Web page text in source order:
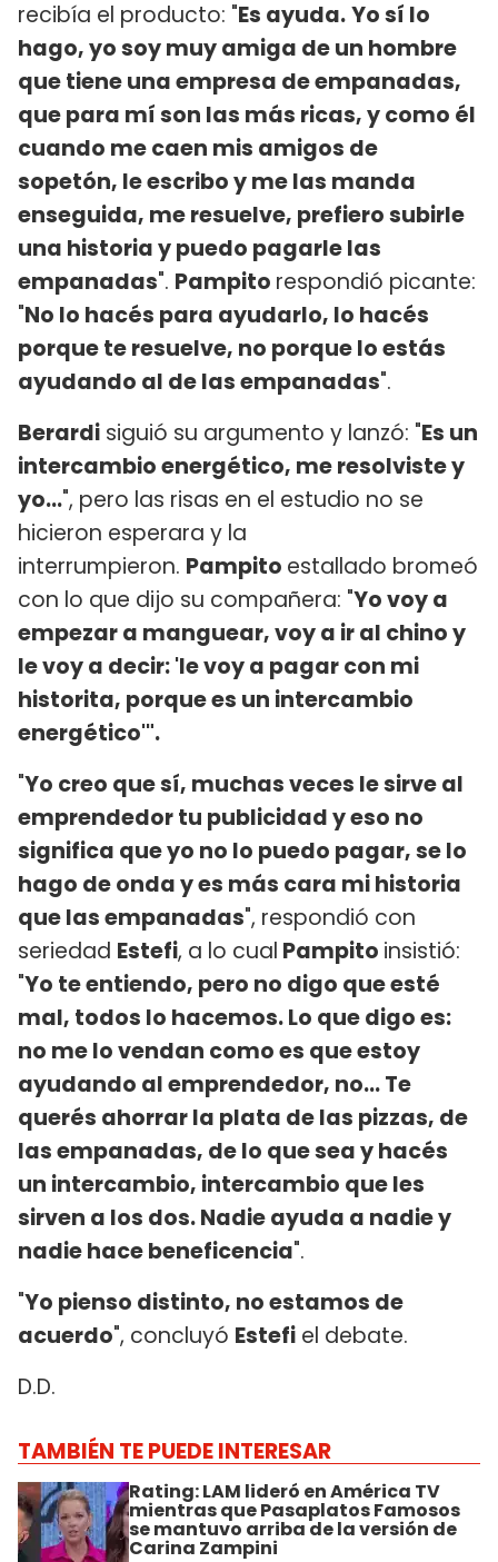
recibía el producto: "Es ayuda.Yo sí lo
hago, yo soy muy amiga de un hombre
que tiene una empresa de empanadas,
que para mí son las más ricas, y como él
cuando me caen mis amigos de
sopetón, le escribo y me las manda
enseguida, me resuelve, prefiero subirle
una historia y puedo pagarle las
empanadas". Pampito respondió picante:
"No lo hacés para ayudarlo, lo hacés
porque te resuelve, no porque lo estás
ayudando al de las empanadas".
Berardi siguió su argumento y lanzó: "Es un
intercambio energético, me resolviste y
yo...", pero las risas en el estudio no se
hicieron esperara y la
interrumpieron. Pampito estallado bromeó
con lo que dijo su compañera: "Yo voy a
empezar a manguear, voy a ir al chino y
le voy a decir: 'le voy a pagar con mi
historita, porque es un intercambio
energético'".
"Yo creo que sí, muchas veces le sirve al
emprendedor tu publicidad y eso no
significa que yo no lo puedo pagar, se lo
hago de onda y es más cara mi historia
que las empanadas", respondió con
seriedad Estefi, a lo cual Pampito insistió:
"Yo te entiendo, pero no digo que esté
mal, todos lo hacemos. Lo que digo es:
no me lo vendan como es que estoy
ayudando al emprendedor, no... Te
querés ahorrar la plata de las pizzas, de
las empanadas, de lo que sea y hacés
un intercambio, intercambio que les
sirven a los dos. Nadie ayuda a nadie y
nadie hace beneficencia".
"Yo pienso distinto, no estamos de
acuerdo", concluyó Estefi el debate.
D.D.
TAMBIÉN TE PUEDE INTERESAR
Rating: LAM lideró en América TV
mientras que Pasaplatos Famosos
se mantuvo arriba de la versión de
Carina Zampini